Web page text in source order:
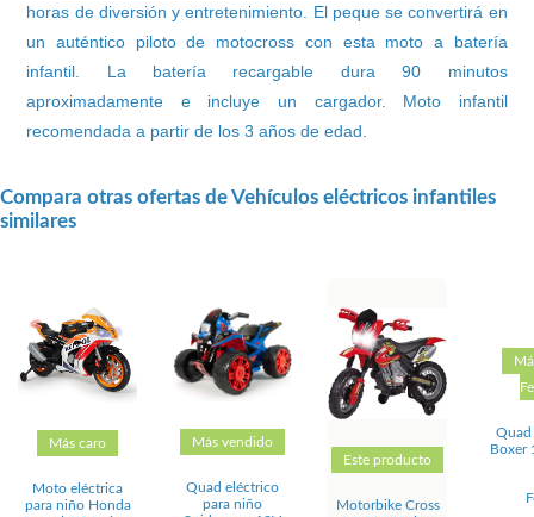
horas de diversión y entretenimiento. El peque se convertirá en
un auténtico piloto de motocross con esta moto a batería
infantil. La batería recargable dura 90 minutos
aproximadamente e incluye un cargador. Moto infantil
recomendada a partir de los 3 años de edad.
Compara otras ofertas de Vehículos eléctricos infantiles
similares
Más caro
Moto eléctrica
para niño Honda
Más vendido
Quad eléctrico
para niño
Este producto
Motorbike Cross
Quad
Boxer